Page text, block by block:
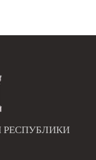
РЕСПУБЛИКИ